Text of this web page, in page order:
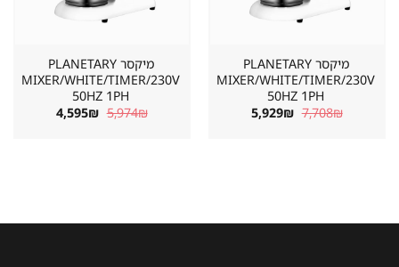
מיקסר PLANETARY
MIXER/WHITE/TIMER/230V
50HZ 1PH
7,708 המחיר
5,929 ₪ המחיר
הנוכחי
מיקסר PLANETARY
MIXER/WHITE/TIMER/230V
50HZ 1PH
5,974 המחיר
4,595 ₪ המחיר
הנוכחי